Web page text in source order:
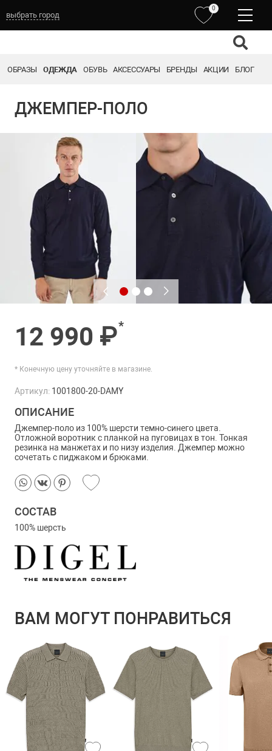
выбрать город
0
ОБРАЗЫ ОДЕЖДА ОБУВЬ АКСЕССУАРЫ БРЕНДЫ АКЦИИ БЛОГ
ДЖЕМПЕР-ПОЛО
12 990 ₽*
* Конечную цену уточняйте в магазине.
Артикул: 1001800-20-DAMY
ОПИСАНИЕ
Джемпер-поло из 100% шерсти темно-синего цвета.
Отложной воротник с планкой на пуговицах в тон. Тонкая
резинка на манжетах и по низу изделия. Джемпер можно
сочетать с пиджаком и брюками.
СОСТАВ
100% шерсть
ВАМ МОГУТ ПОНРАВИТЬСЯ